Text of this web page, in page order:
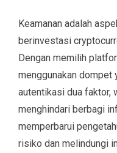
Keamanan adalah
berinvestasi
Dengan memilih
menggunakan dompet
autentikasi dua faktor,
menghindari berbagi
memperbarui
risiko dan melindungi